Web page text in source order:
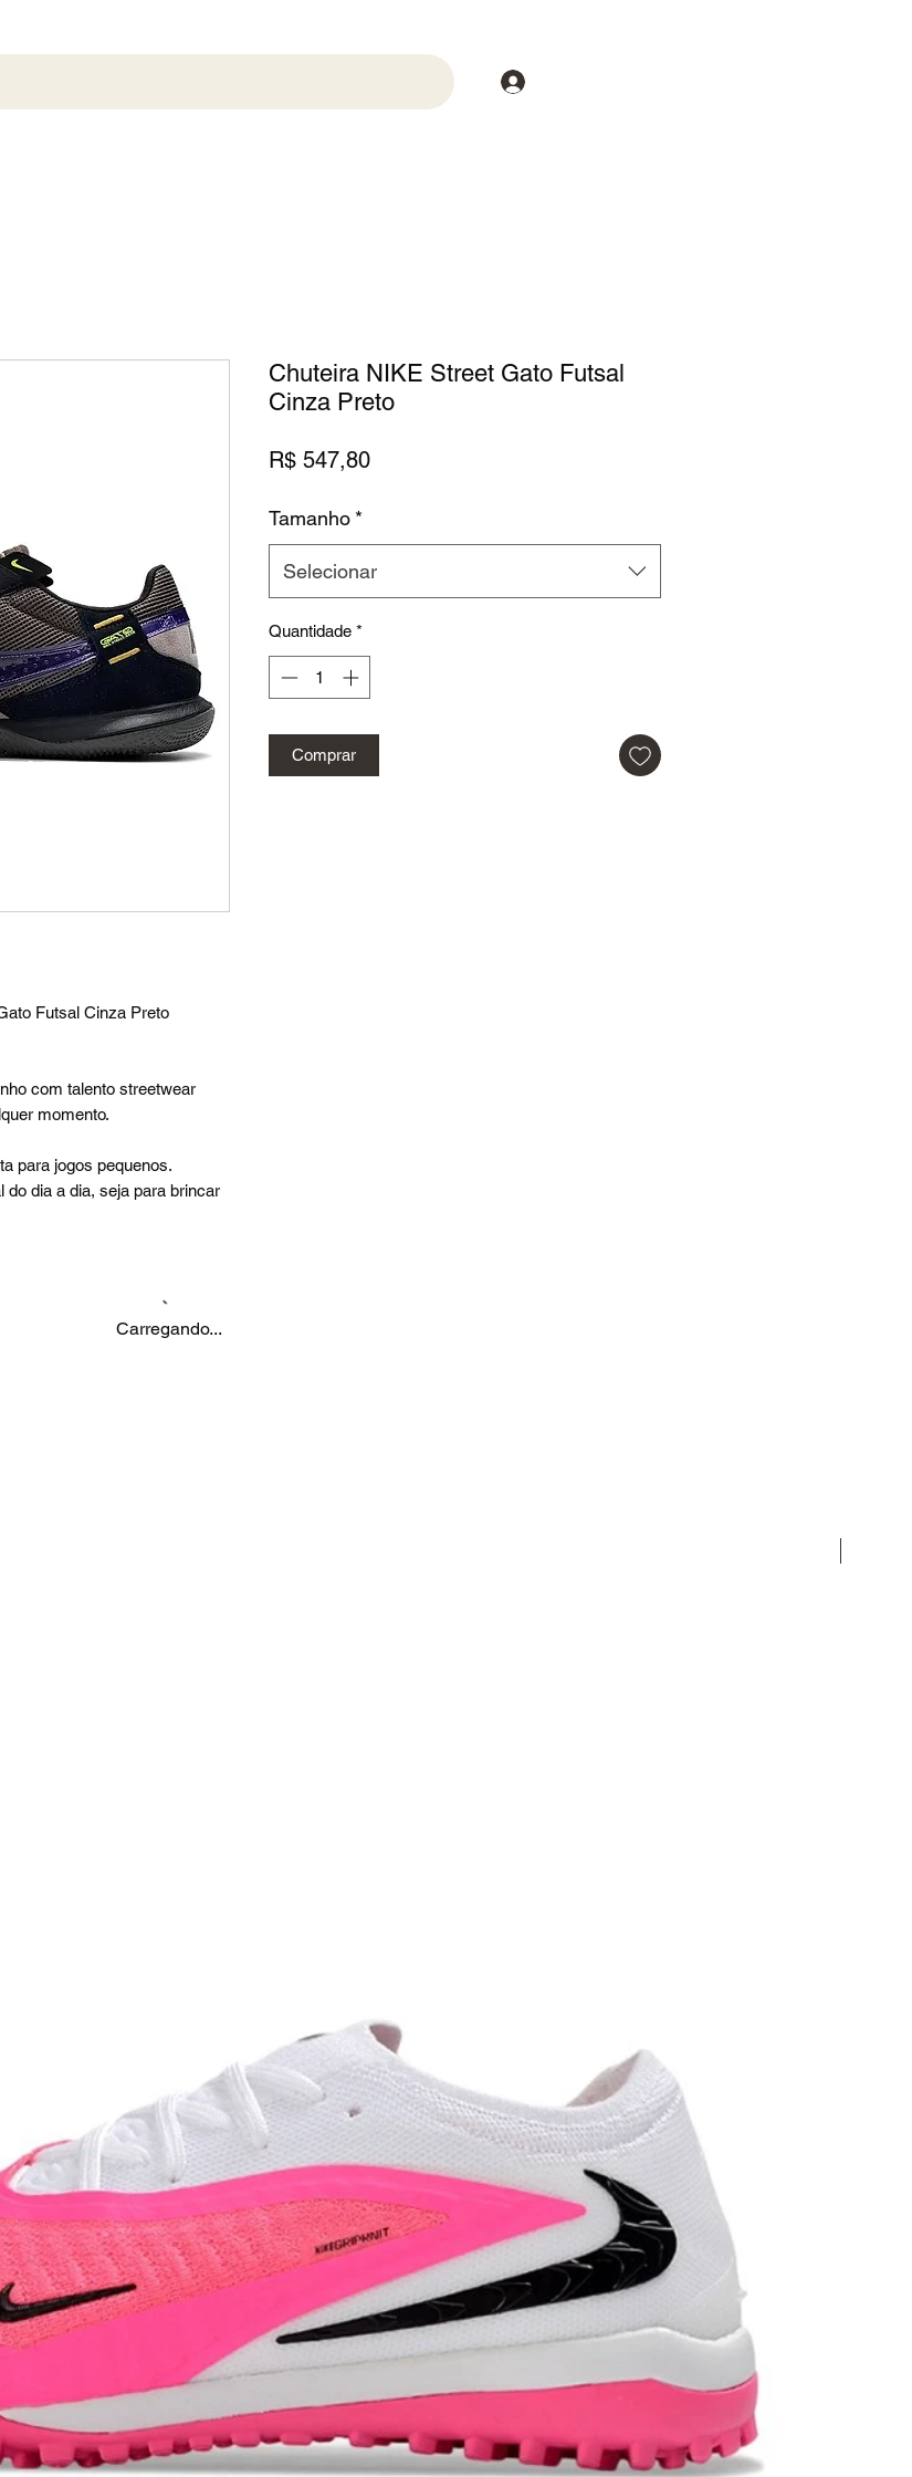
Futsal Cinza Preto
com talento streetwear
momento.
para jogos pequenos.
dia a dia, seja para brincar
Chuteira NIKE Street Gato Futsal
Cinza Preto
R$ 547,80Preço
Tamanho *
Selecionar
Quantidade *
Comprar
Carregando...